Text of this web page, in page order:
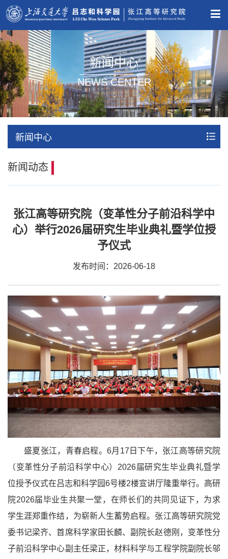
新闻中心
NEWS CENTER
新闻中心
新闻动态
张江高等研究院（变革性分子前沿科学中
心）举行2026届研究生毕业典礼暨学位授
予仪式
发布时间：2026-06-18
盛夏张江，青春启程。6月17日下午，张江高等研究院
（变革性分子前沿科学中心）2026届研究生毕业典礼暨学
位授予仪式在吕志和科学园6号楼2楼宣讲厅隆重举行。高研
院2026届毕业生共聚一堂，在师长们的共同见证下，为求
学生涯郑重作结，为崭新人生蓄势启程。张江高等研究院党
委书记梁齐、首席科学家田长麟、副院长赵德刚，变革性分
子前沿科学中心副主任梁正，材料科学与工程学院副院长邬